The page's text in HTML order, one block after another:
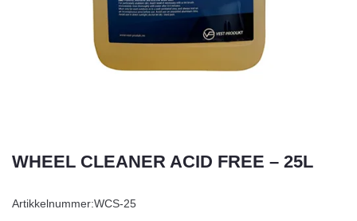
WHEEL CLEANER ACID FREE – 25L
Artikkelnummer:WCS-25